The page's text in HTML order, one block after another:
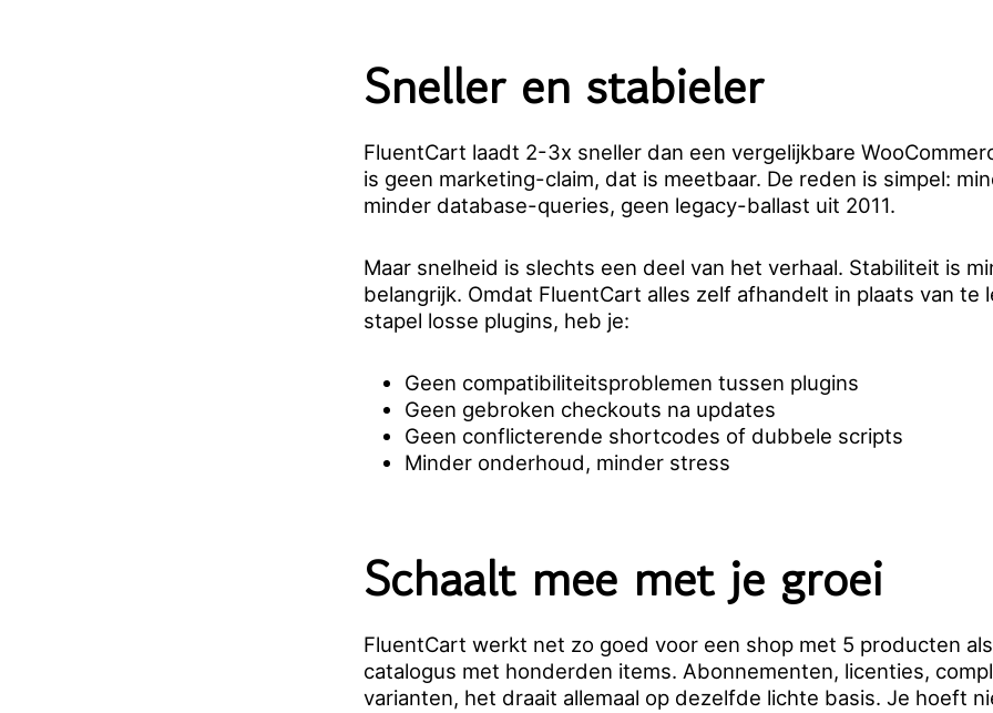
Sneller en stabieler
FluentCart laadt 2-3x sneller dan een vergelijkbare
is geen marketing-claim, dat is meetbaar. De reden is simpel:
minder database-queries, geen legacy-ballast uit 2011.
Maar snelheid is slechts een deel van het verhaal. Stabiliteit is
belangrijk. Omdat FluentCart alles zelf afhandelt in plaats van te
stapel losse plugins, heb je:
Geen compatibiliteitsproblemen tussen plugins
Geen gebroken checkouts na updates
Geen conflicterende shortcodes of dubbele scripts
Minder onderhoud, minder stress
Schaalt mee met je groei
FluentCart werkt net zo goed voor een shop met 5 producten
catalogus met honderden items. Abonnementen, licenties,
varianten, het draait allemaal op dezelfde lichte basis. Je hoeft